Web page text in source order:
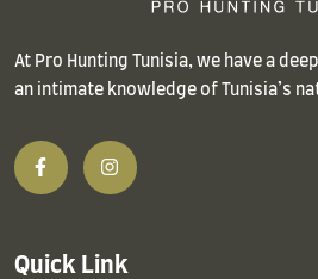
At Pro Hunting Tunisia, we have a
an intimate knowledge of Tunisia’s
Quick Link